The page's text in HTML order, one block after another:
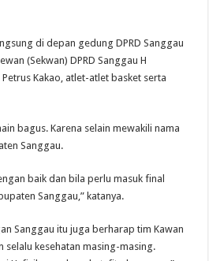
di depan gedung DPRD Sanggau
(Sekwan) DPRD Sanggau H
Kakao, atlet-atlet basket serta
bagus. Karena selain mewakili nama
Sanggau.
baik dan bila perlu masuk final
Sanggau,” katanya.
Sanggau itu juga berharap tim Kawan
selalu kesehatan masing-masing.